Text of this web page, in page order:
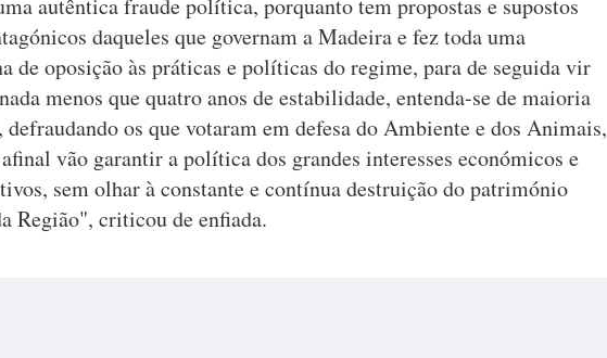
autêntica fraude política, porquanto tem propostas e supostos
daqueles que governam a Madeira e fez toda uma
de oposição às práticas e políticas do regime, para de seguida vir
menos que quatro anos de estabilidade, entenda-se de maioria
defraudando os que votaram em defesa do Ambiente e dos Animais,
vão garantir a política dos grandes interesses económicos e
sem olhar à constante e contínua destruição do património
Região", criticou de enfiada.